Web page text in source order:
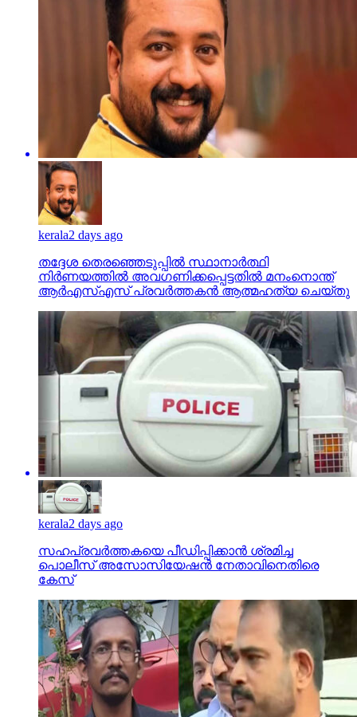
kerala2 days ago
തദ്ദേശ തെരഞ്ഞെടുപ്പില്‍ സ്ഥാനാര്‍ത്ഥി
നിര്‍ണയത്തില്‍ അവഗണിക്കപ്പെട്ടതില്‍ മനംനൊന്ത്
ആര്‍എസ്എസ് പ്രവര്‍ത്തകന്‍ ആത്മഹത്യ ചെയ്തു
kerala2 days ago
സഹപ്രവര്‍ത്തകയെ പീഡിപ്പിക്കാന്‍ ശ്രമിച്ച
പൊലീസ് അസോസിയേഷന്‍ നേതാവിനെതിരെ
കേസ്